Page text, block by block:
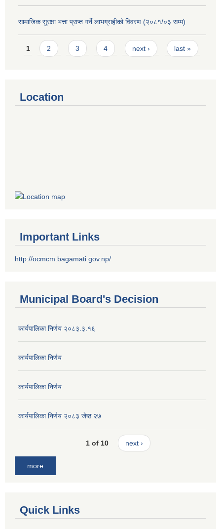
सामाजिक सुरक्षा भत्ता प्राप्त गर्ने लाभग्राहीको विवरण (२०८१/०३ सम्म)
Pages
1 2 3 4 next › last »
Location
Important Links
http://ocmcm.bagamati.gov.np/
Municipal Board's Decision
कार्यपालिका निर्णय २०८३.३.१६
कार्यपालिका निर्णय
कार्यपालिका निर्णय
कार्यपालिका निर्णय २०८३ जेष्ठ २७
1 of 10 next ›
more
Quick Links